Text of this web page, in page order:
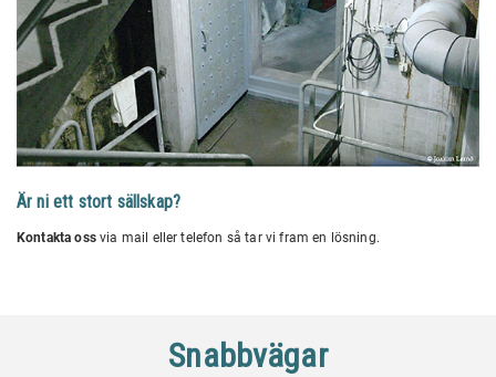
Är ni ett stort sällskap?
Kontakta ossvia mail eller telefon så tar vi fram en lösning.
Snabbvägar